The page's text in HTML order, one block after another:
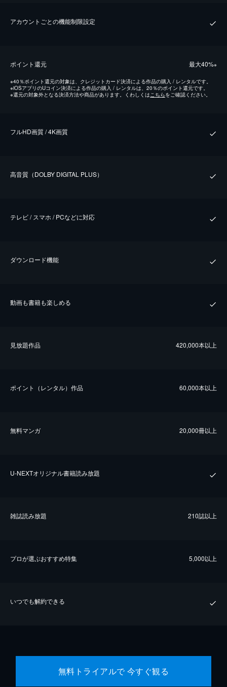
アカウントごとの機能制限設定
ポイント還元 最⼤40%※
※40％ポイント還元の対象は、クレジットカード決済による作品の購入 / レンタルです。
※iOSアプリのUコイン決済による作品の購入 / レンタルは、20％のポイント還元です。
※還元の対象外となる決済方法や商品があります。くわしくはこちらをご確認ください。
フルHD画質 / 4K画質
⾼⾳質（DOLBY DIGITAL PLUS）
テレビ / スマホ / PCなどに対応
ダウンロード機能
動画も書籍も楽しめる
⾒放題作品 420,000本以上
ポイント（レンタル）作品 60,000本以上
無料マンガ 20,000冊以上
U-NEXTオリジナル書籍読み放題
雑誌読み放題 210誌以上
プロが選ぶおすすめ特集 5,000以上
いつでも解約できる
無料トライアルで 今すぐ観る